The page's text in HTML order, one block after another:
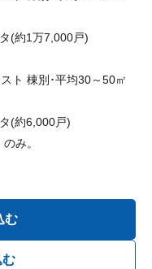
(約1万7,000戸)
ト 棟別･平均30～50㎡
(約6,000戸)
み。